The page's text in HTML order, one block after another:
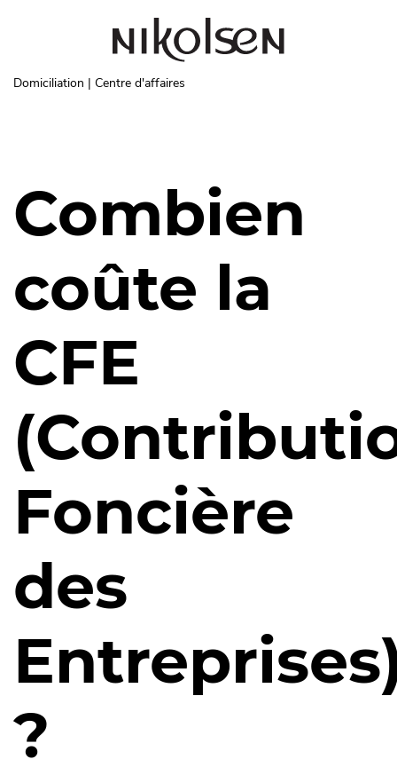
Domiciliation | Centre d'affaires
Combien
coûte la
CFE
Foncière
des
?